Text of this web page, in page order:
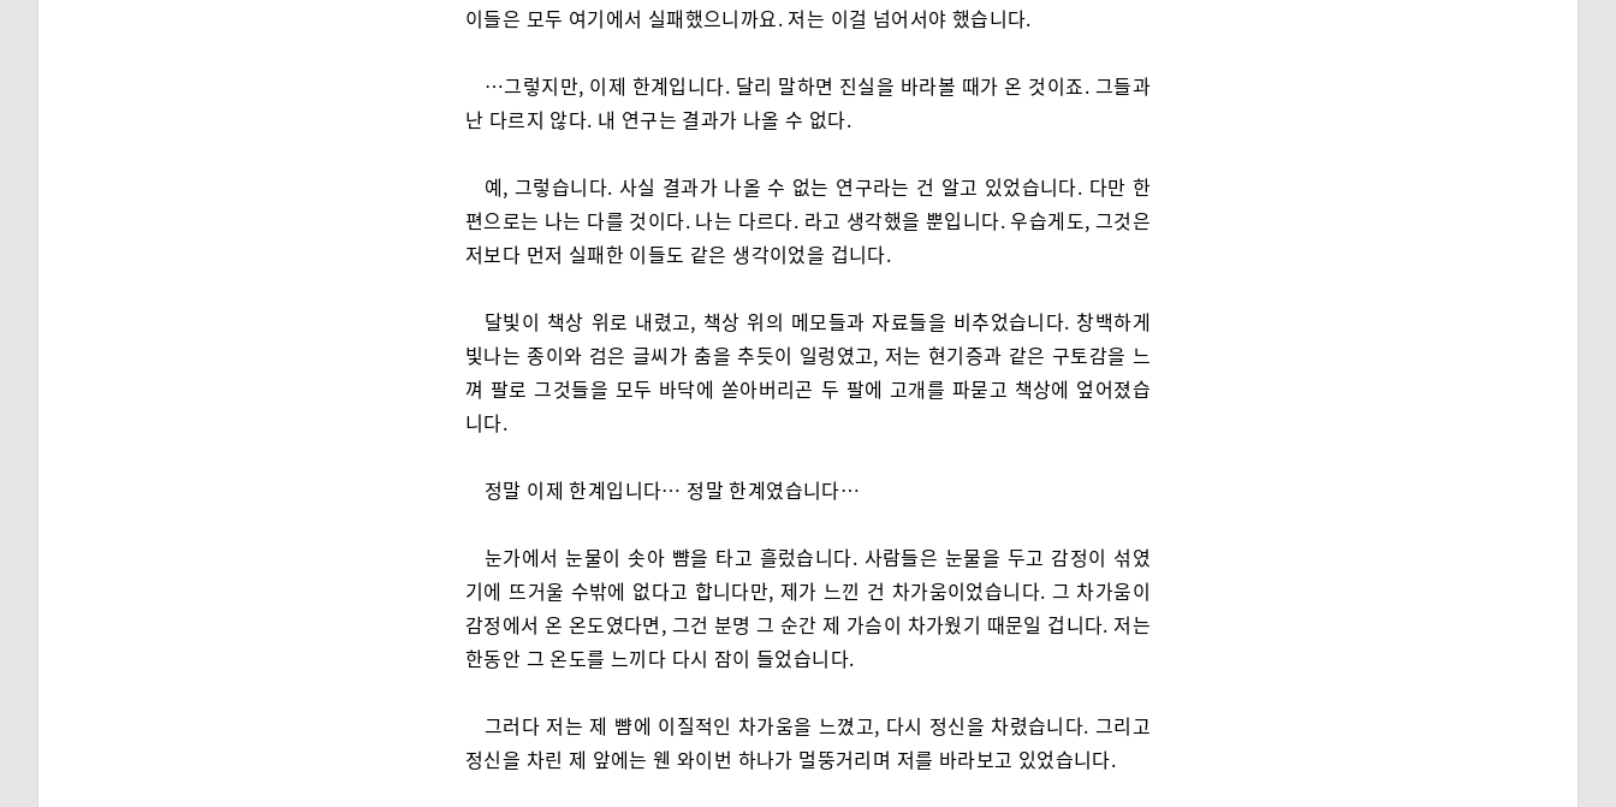
이들은 모두 여기에서 실패했으니까요. 저는 이걸 넘어서야 했습니다.
…그렇지만, 이제 한계입니다. 달리 말하면 진실을 바라볼 때가 온 것이죠. 그들과
난 다르지 않다. 내 연구는 결과가 나올 수 없다.
예, 그렇습니다. 사실 결과가 나올 수 없는 연구라는 건 알고 있었습니다. 다만 한
편으로는 나는 다를 것이다. 나는 다르다. 라고 생각했을 뿐입니다. 우습게도, 그것은
저보다 먼저 실패한 이들도 같은 생각이었을 겁니다.
달빛이 책상 위로 내렸고, 책상 위의 메모들과 자료들을 비추었습니다. 창백하게
빛나는 종이와 검은 글씨가 춤을 추듯이 일렁였고, 저는 현기증과 같은 구토감을 느
껴 팔로 그것들을 모두 바닥에 쏟아버리곤 두 팔에 고개를 파묻고 책상에 엎어졌습
니다.
정말 이제 한계입니다… 정말 한계였습니다… ​​
눈가에서 눈물이 솟아 뺨을 타고 흘렀습니다. 사람들은 눈물을 두고 감정이 섞였
기에 뜨거울 수밖에 없다고 합니다만, 제가 느낀 건 차가움이었습니다. 그 차가움이
감정에서 온 온도였다면, 그건 분명 그 순간 제 가슴이 차가웠기 때문일 겁니다. 저는
한동안 그 온도를 느끼다 다시 잠이 들었습니다.
그러다 저는 제 뺨에 이질적인 차가움을 느꼈고, 다시 정신을 차렸습니다. 그리고
정신을 차린 제 앞에는 웬 와이번 하나가 멀뚱거리며 저를 바라보고 있었습니다.